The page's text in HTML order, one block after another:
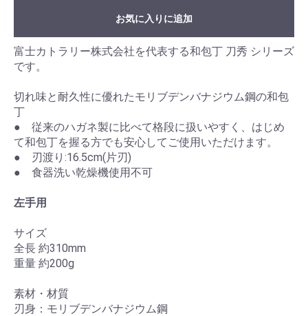
お気に入りに追加
富士カトラリー株式会社を代表する和包丁 刀秀 シリーズ
です。
切れ味と耐久性に優れたモリブデンバナジウム鋼の和包
丁
● 従来のハガネ製に比べて格段に扱いやすく、はじめ
て和包丁を握る方でも安心してご使用いただけます。
● 刃渡り:16.5cm(片刃)
● 食器洗い乾燥機使用不可
左手用
サイズ
全長 約310mm
重量 約200g
素材・材質
刃身：モリブデンバナジウム鋼